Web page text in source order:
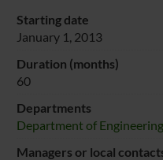
Starting date
January 1, 2013
Duration (months)
60
Departments
Department of
Managers or local